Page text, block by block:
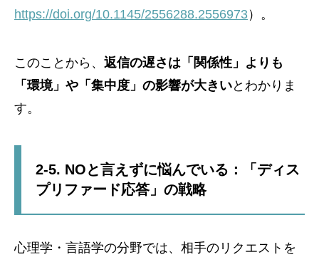
https://doi.org/10.1145/2556288.2556973）。
このことから、 返信の遅さは「関係性」よりも
「環境」や「集中度」の影響が大きいとわかりま
す。
2-5. NOと言えずに悩んでいる：「ディス
プリファード応答」の戦略
心理学・言語学の分野では、相手のリクエストを